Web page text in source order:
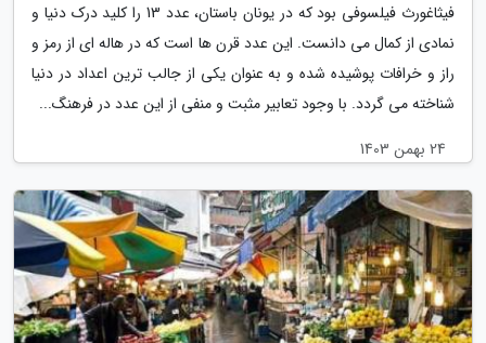
فیثاغورث فیلسوفی بود که در یونان باستان، عدد 13 را کلید درک دنیا و
نمادی از کمال می دانست. این عدد قرن ها است که در هاله ای از رمز و
راز و خرافات پوشیده شده و به عنوان یکی از جالب ترین اعداد در دنیا
شناخته می گردد. با وجود تعابیر مثبت و منفی از این عدد در فرهنگ...
24 بهمن 1403